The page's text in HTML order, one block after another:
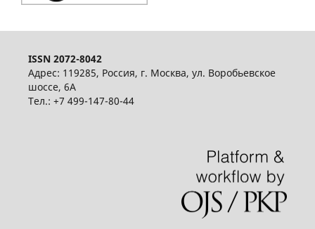
ISSN 2072-8042
Адрес: 119285, Россия, г. Москва, ул. Воробьевское
шоссе, 6А
Тел.: +7 499-147-80-44